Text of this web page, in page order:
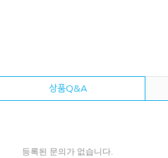
상품Q&A
등록된 문의가 없습니다.